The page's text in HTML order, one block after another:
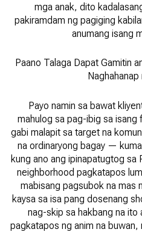
mga anak, dito
pakiramdam ng pagiging
anumang isang
Paano Talaga Dapat Gamitin
Naghahanap
Payo namin sa bawat
mahulog sa pag-ibig sa isang
gabi malapit sa target na
na ordinaryong bagay —
kung ano ang ipinapatugtog sa
neighborhood pagkatapos
mabisang pagsubok na mas
kaysa sa isa pang dosenang
nag-skip sa hakbang na ito
pagkatapos ng anim na buwan,